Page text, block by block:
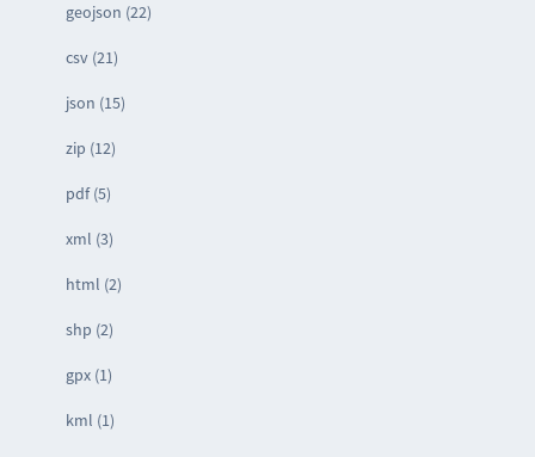
geojson (22)
csv (21)
json (15)
zip (12)
pdf (5)
xml (3)
html (2)
shp (2)
gpx (1)
kml (1)